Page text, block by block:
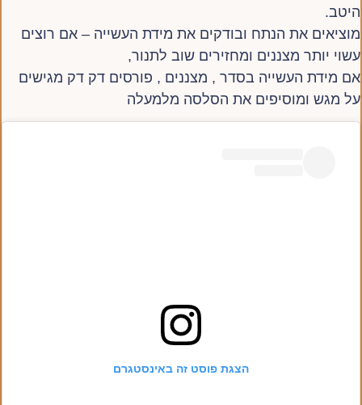
היטב.
מוציאים את הנתח ובודקים את מידת העשייה – אם רוצים
עשוי יותר מצננים ומחזירים שוב לתנור,
אם מידת העשייה בסדר , מצננים , פורסים דק דק מגישים
על מגש ומוסיפים את הסלסה מלמעלה
הצגת פוסט זה באינסטגרם